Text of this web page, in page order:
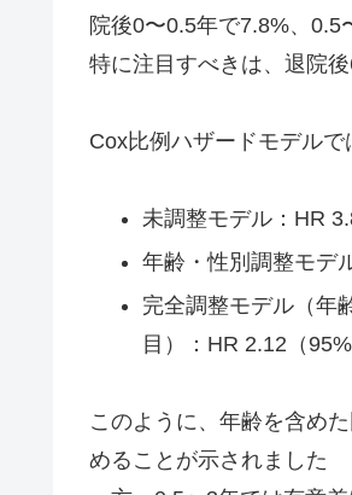
院後0〜0.5年で7.8%、
特に注目すべきは、退院
Cox比例ハザードモデル
未調整モデル：HR
年齢・性別調整モデ
完全調整モデル（年
目）：HR 2.12（
このように、年齢を含め
めることが示されました